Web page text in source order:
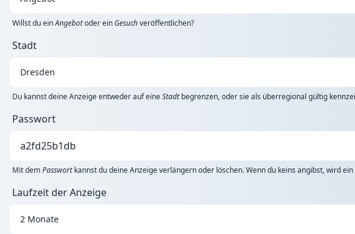
Willst du einAngebotoder einGesuchveröffentlichen?
Stadt
Du kannst deine Anzeige entweder auf eineStadtbegrenzen, oder sie als überregional gültig
Passwort
Mit demPasswortkannst du deine Anzeige verlängern oder löschen. Wenn du keins angibst, wird
Laufzeit der Anzeige